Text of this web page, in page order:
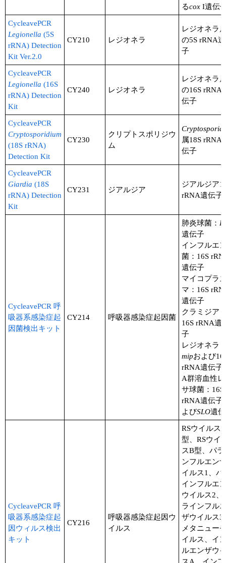
るcox I遺伝
CycleavePCR
Legionella (5S
rRNA) Detection
Kit Ver.2.0
CY210 レジオネラ
レジオネラ
の5S rRNA
子
CycleavePCR
Legionella (16S
rRNA) Detection
Kit
CY240 レジオネラ
レジオネラ
の16S rRNA
伝子
CycleavePCR
Cryptosporidium
(18S rRNA)
Detection Kit
CY230
クリプトスポリジウ
ム
属18S rRNA
伝子
CycleavePCR
Giardia (18S
rRNA) Detection
Kit
CY231 ジアルジア
ジアルジア
rRNA遺伝子
CycleavePCR 呼
吸器系感染症起
因菌検出キット
CY214 呼吸器感染症起因菌
肺炎球菌：
遺伝子
インフルエ
菌：16S
遺伝子
マイコプラ
マ：16S
遺伝子
クラミジア
16S rRNA遺
子
レジオネラ
mipおよび
rRNA遺伝子
A群溶血性
サ球菌：16S
rRNA遺伝子
よびSLO遺
CycleavePCR 呼
吸器系感染症起
因ウィルス検出
キット
CY216
呼吸器感染症起因ウ
イルス
RSウイルスA
型、RSウイ
スB型、パラ
ンフルエン
イルス1、パ
インフルエ
ウイルス2、
ラインフル
ザウイルス3
メタニュー
イルス、イ
ルエンザウ